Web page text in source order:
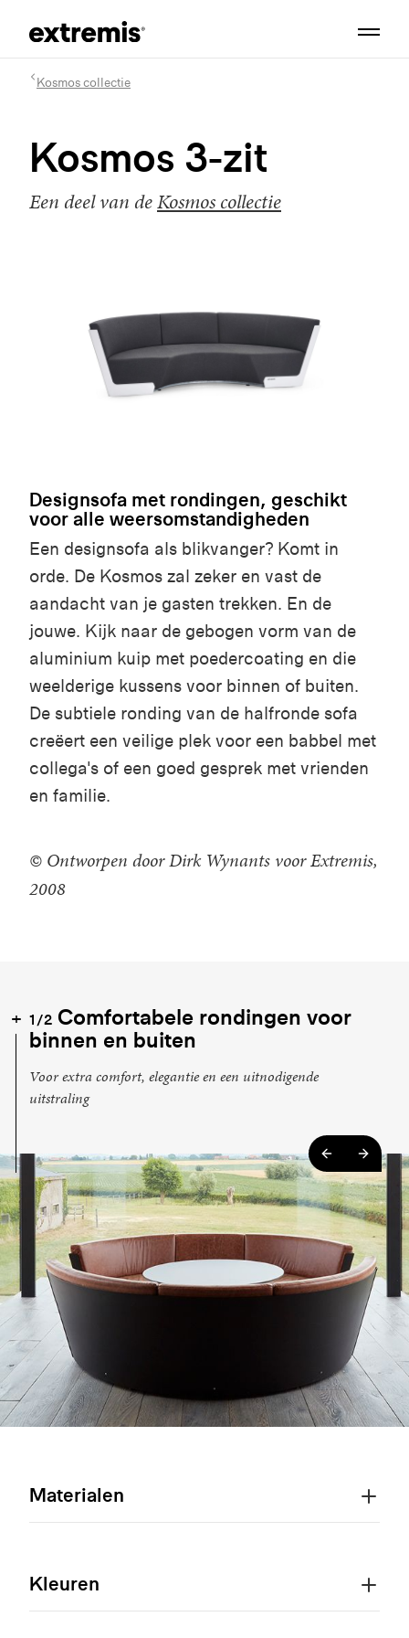
Kosmos collectie
Kosmos 3-zit
Een deel van deKosmos collectie
Designsofa met rondingen, geschikt
voor alle weersomstandigheden
Een designsofa als blikvanger? Komt in
orde. De Kosmos zal zeker en vast de
aandacht van je gasten trekken. En de
jouwe. Kijk naar de gebogen vorm van de
aluminium kuip met poedercoating en die
weelderige kussens voor binnen of buiten.
De subtiele ronding van de halfronde sofa
creëert een veilige plek voor een babbel met
collega's of een goed gesprek met vrienden
en familie.
© Ontworpen door Dirk Wynants voor Extremis,
2008
1/2 Comfortabele rondingen voor
binnen en buiten
Voor extra comfort, elegantie en een uitnodigende
uitstraling
Materialen
Kleuren